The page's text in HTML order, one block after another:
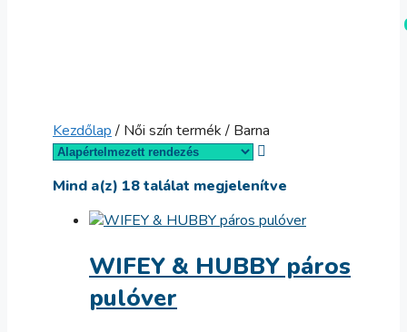
Kezdőlap/ Női szín termék / Barna
Mind a(z) 18 találat megjelenítve
WIFEY & HUBBY páros
pulóver